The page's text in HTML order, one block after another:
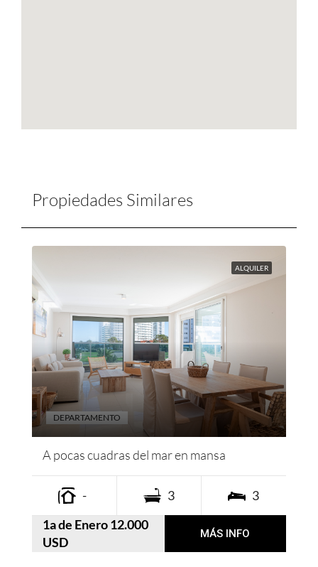
Propiedades Similares
ALQUILER
A pocas cuadras del mar en mansa
- 3 3
DEPARTAMENTO
1a de Enero 12.000
USD
MÁS INFO